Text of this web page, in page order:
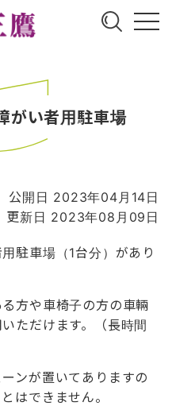
い者用駐車場
公開日 2023年04月14日
更新日 2023年08月09日
駐車場（1台分）があり
方や車椅子の方の車輛
ただけます。（長時間
ンが置いてありますの
はできません。